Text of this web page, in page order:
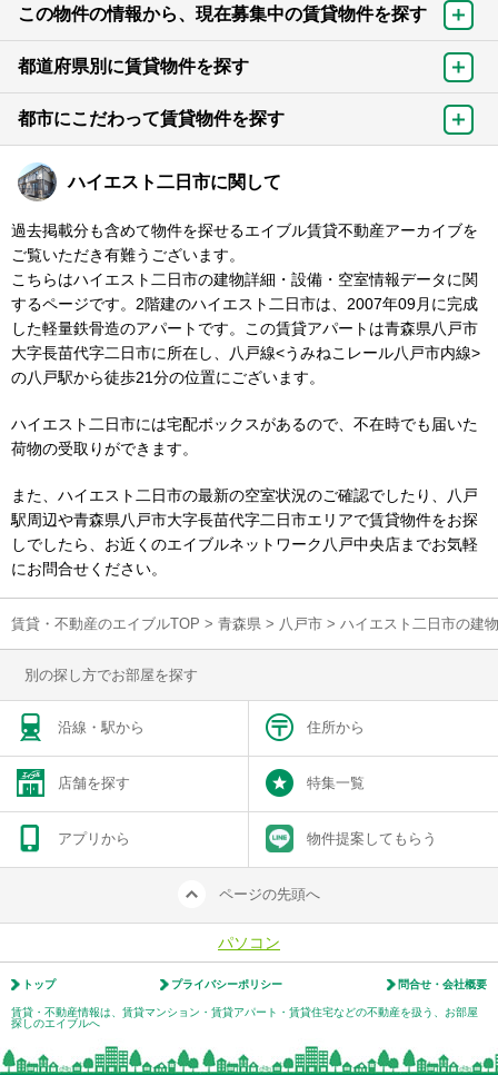
この物件の情報から、現在募集中の賃貸物件を探す
都道府県別に賃貸物件を探す
都市にこだわって賃貸物件を探す
ハイエスト二日市に関して
過去掲載分も含めて物件を探せるエイブル賃貸不動産アーカイブを
ご覧いただき有難うございます。
こちらはハイエスト二日市の建物詳細・設備・空室情報データに関
するページです。2階建のハイエスト二日市は、2007年09月に完成
した軽量鉄骨造のアパートです。この賃貸アパートは青森県八戸市
大字長苗代字二日市に所在し、八戸線<うみねこレール八戸市内線>
の八戸駅から徒歩21分の位置にございます。
ハイエスト二日市には宅配ボックスがあるので、不在時でも届いた
荷物の受取りができます。
また、ハイエスト二日市の最新の空室状況のご確認でしたり、八戸
駅周辺や青森県八戸市大字長苗代字二日市エリアで賃貸物件をお探
しでしたら、お近くのエイブルネットワーク八戸中央店までお気軽
にお問合せください。
賃貸・不動産のエイブルTOP > 青森県 > 八戸市 > ハイエスト二日市の建
別の探し方でお部屋を探す
沿線・駅から 住所から
店舗を探す 特集一覧
アプリから 物件提案してもらう
ページの先頭へ
パソコン
トップ プライバシーポリシー 問合せ・会社概要
賃貸・不動産情報は、賃貸マンション・賃貸アパート・賃貸住宅などの不動産を扱う、お部屋
探しのエイブルへ